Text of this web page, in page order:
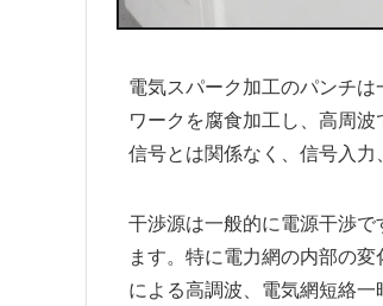
電気スパーク加工のパンチ
ワークを腐食加工し、高周
信号とは関係なく、信号入力
干渉源は一般的に電源干渉
ます。特に電力網の内部の
による高調波、電気網短絡